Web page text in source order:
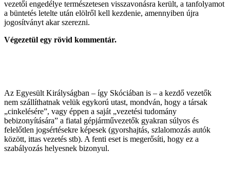
vezetői engedélye természetesen visszavonásra került, a tanfolyamot
a büntetés letelte után elölről kell kezdenie, amennyiben újra
jogosítványt akar szerezni.
Végezetül egy rövid kommentár.
Az Egyesült Királyságban – így Skóciában is – a kezdő vezetők
nem szállíthatnak velük egykorú utast, mondván, hogy a társak
„cinkelésére”, vagy éppen a saját „vezetési tudomány
bebizonyítására” a fiatal gépjárművezetők gyakran súlyos és
felelőtlen jogsértésekre képesek (gyorshajtás, szlalomozás autók
között, ittas vezetés stb). A fenti eset is megerősíti, hogy ez a
szabályozás helyesnek bizonyul.